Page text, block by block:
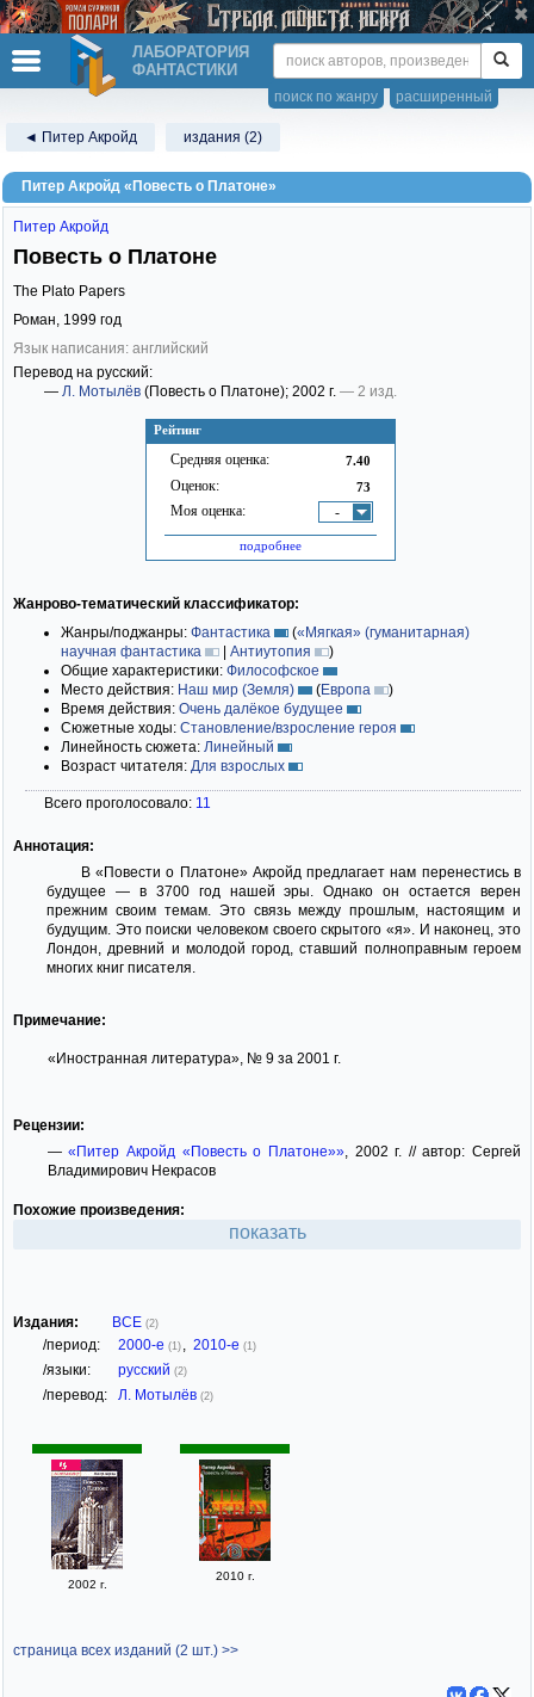
ЛАБОРАТОРИЯ
ФАНТАСТИКИ
расширенный
поиск по жанру
◄ Питер Акройд издания (2)
Питер Акройд «Повесть о Платоне»
Рейтинг
Средняя оценка: 7.40
Оценок: 73
Моя оценка: -
подробнее
Питер Акройд
Повесть о Платоне
The Plato Papers
Роман, 1999 год
Язык написания: английский
Перевод на русский:
— Л. Мотылёв (Повесть о Платоне); 2002 г. — 2 изд.
Жанрово-тематический классификатор:
Жанры/поджанры: Фантастика («Мягкая» (гуманитарная)
научная фантастика
| Антиутопия
)
Общие характеристики: Философское
Место действия: Наш мир (Земля) (Европа
)
Время действия: Очень далёкое будущее
Сюжетные ходы: Становление/взросление героя
Линейность сюжета: Линейный
Возраст читателя: Для взрослых
Всего проголосовало: 11
Аннотация:
В «Повести о Платоне» Акройд предлагает нам перенестись в
будущее — в 3700 год нашей эры. Однако он остается верен
прежним своим темам. Это связь между прошлым, настоящим и
будущим. Это поиски человеком своего скрытого «я». И наконец, это
Лондон, древний и молодой город, ставший полноправным героем
многих книг писателя.
Примечание:
«Иностранная литература», № 9 за 2001 г.
Рецензии:
—«Питер Акройд «Повесть о Платоне»», 2002 г. // автор: Сергей
Владимирович Некрасов
Похожие произведения:
показать
Издания: ВСЕ (2)
/период: 2000-е (1) , 2010-е (1)
/языки: русский (2)
/перевод: Л. Мотылёв (2)
2002 г.
2010 г.
страница всех изданий (2 шт.) >>